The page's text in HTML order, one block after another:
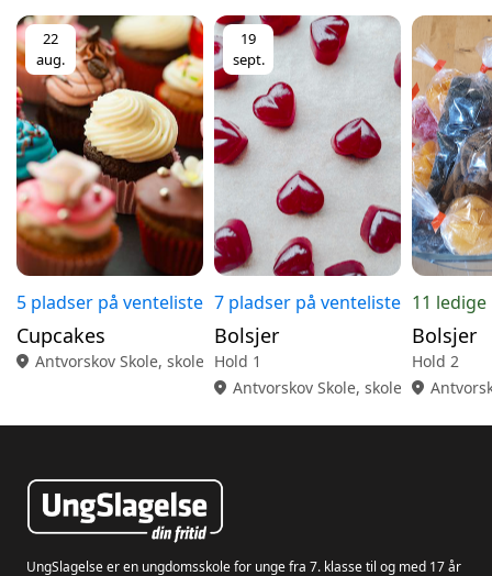
22
aug.
5 pladser på venteliste
Cupcakes
location_on Antvorskov Skole, skolekøkken
19
sept.
7 pladser på venteliste
Bolsjer
Hold 1
location_on Antvorskov Skole, skolekøkken
11
Bolsjer
Hold 2
location_on
UngSlagelse er en ungdomsskole for unge fra 7. klasse til og med 17 år